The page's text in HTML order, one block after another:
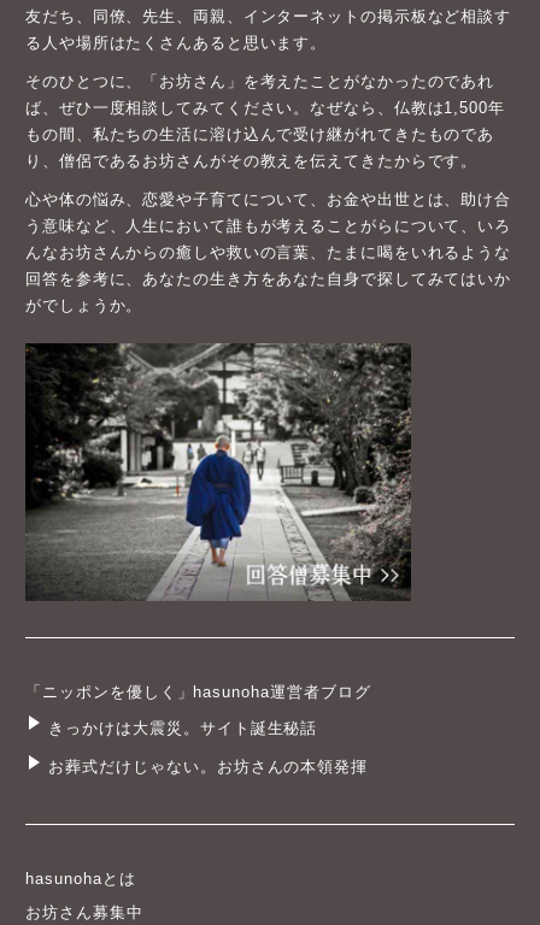
友だち、同僚、先生、両親、インターネットの掲示板など相談す
る人や場所はたくさんあると思います。
そのひとつに、「お坊さん」を考えたことがなかったのであれ
ば、ぜひ一度相談してみてください。なぜなら、仏教は1,500年
もの間、私たちの生活に溶け込んで受け継がれてきたものであ
り、僧侶であるお坊さんがその教えを伝えてきたからです。
心や体の悩み、恋愛や子育てについて、お金や出世とは、助け合
う意味など、人生において誰もが考えることがらについて、いろ
んなお坊さんからの癒しや救いの言葉、たまに喝をいれるような
回答を参考に、あなたの生き方をあなた自身で探してみてはいか
がでしょうか。
「ニッポンを優しく」hasunoha運営者ブログ
きっかけは大震災。サイト誕生秘話
お葬式だけじゃない。お坊さんの本領発揮
hasunohaとは
お坊さん募集中